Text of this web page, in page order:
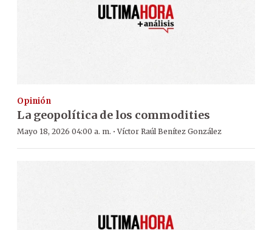
Opinión
La geopolítica de los commodities
Mayo 18, 2026 04:00 a. m. ·Víctor Raúl Benítez González